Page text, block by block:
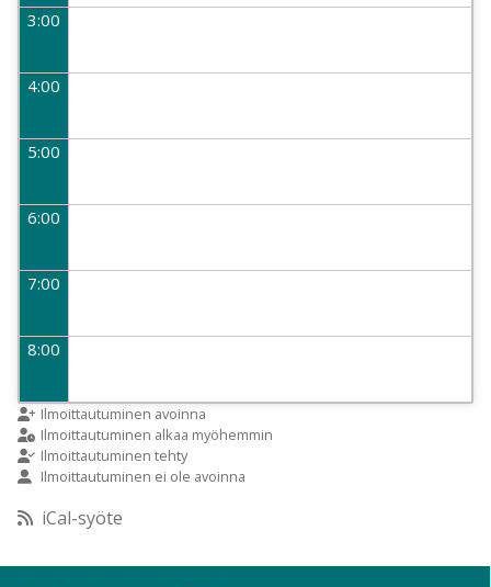
3:00
4:00
5:00
6:00
7:00
8:00
9:00
10:00
Ilmoittautuminen avoinna
Ilmoittautuminen alkaa myöhemmin
Ilmoittautuminen tehty
Ilmoittautuminen ei ole avoinna
iCal-syöte